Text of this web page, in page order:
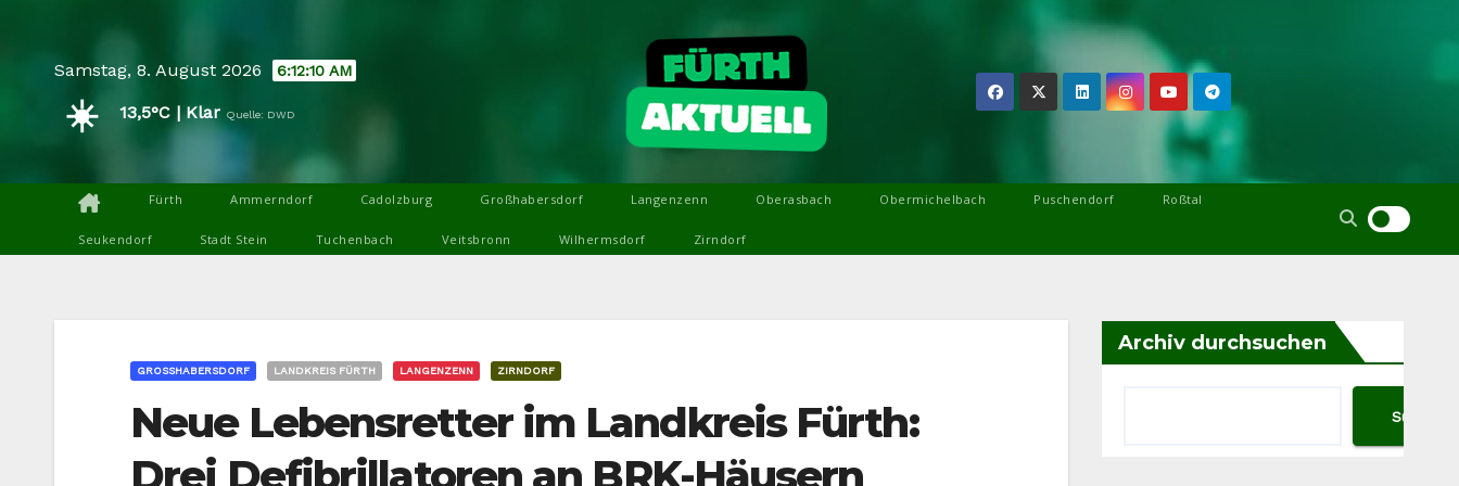
contentSamstag, 8. August 2026 6:12:12 AM
☀️ 13,5°C | Klar Quelle: DWD
Fürth Ammerndorf Cadolzburg Großhabersdorf Langenzenn Oberasbach Obermichelbach Puschendorf Roßtal
Seukendorf Stadt Stein Tuchenbach Veitsbronn Wilhermsdorf Zirndorf
GROSSHABERSDORF LANDKREIS FÜRTH LANGENZENN ZIRNDORF
Neue Lebensretter im Landkreis Fürth:
Archiv durchsuchen
Suchen